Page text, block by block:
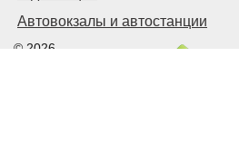
Автовокзалы и автостанции
© 2026